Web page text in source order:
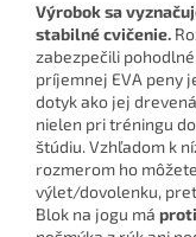
Výrobok sa
stabilné cvičenie.
zabezpečili
príjemnej EVA peny
dotyk ako jej
nielen pri tréningu
štúdiu. Vzhľadom k
rozmerom ho
výlet/dovolenku,
Blok na jogu má